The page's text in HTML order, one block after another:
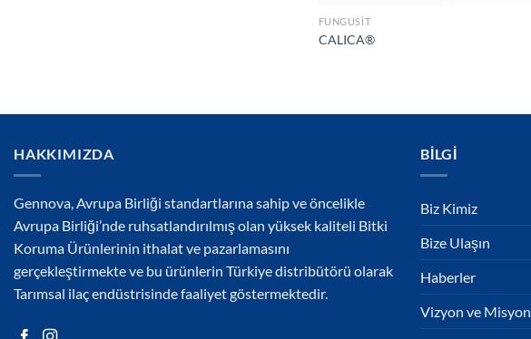
FUNGUSIT
CALICA®
HAKKIMIZDA
Gennova, Avrupa Birliği standartlarına sahip ve öncelikle
Avrupa Birliği’nde ruhsatlandırılmış olan yüksek kaliteli Bitki
Koruma Ürünlerinin ithalat ve pazarlamasını
gerçekleştirmekte ve bu ürünlerin Türkiye distribütörü olarak
Tarımsal ilaç endüstrisinde faaliyet göstermektedir.
BILGI
Biz Kimiz
Bize Ulaşın
Haberler
Vizyon ve Misyon